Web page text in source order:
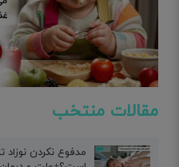
مقالات منتخب
مدفوع نکردن نوزاد